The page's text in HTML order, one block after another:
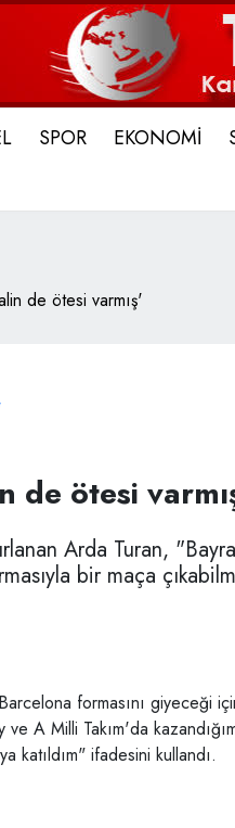
SPOR EKONOMİ
de ötesi varmış'
de ötesi
Arda Turan,
bir maça
formasını giyeceği
A Milli Takım'da
katıldım" ifadesini kullandı.